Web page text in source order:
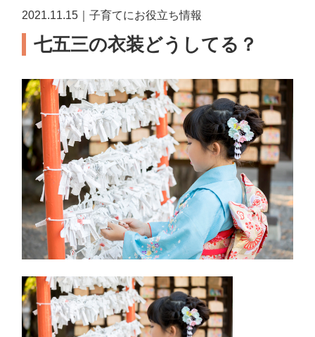
2021.11.15｜子育てにお役立ち情報
七五三の衣装どうしてる？